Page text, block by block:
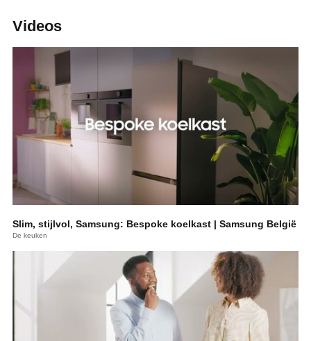
Videos
Slim, stijlvol, Samsung: Bespoke koelkast | Samsung België
De keuken